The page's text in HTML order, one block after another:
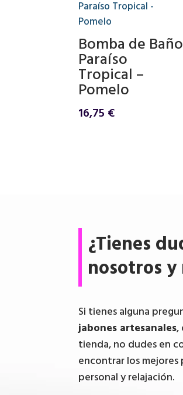
Bomba de Baño
Paraíso
Tropical –
Pomelo
16,75 €
¿Tienes
nosotros
Si tienes alguna
jabones artesanales,
tienda, no dudes en
encontrar los
personal y relajación.